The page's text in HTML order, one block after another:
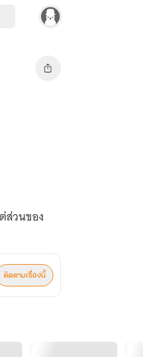
ส่วนของ
ติดตามเรื่องนี้